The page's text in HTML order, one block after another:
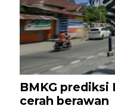
BMKG prediksi
cerah berawan